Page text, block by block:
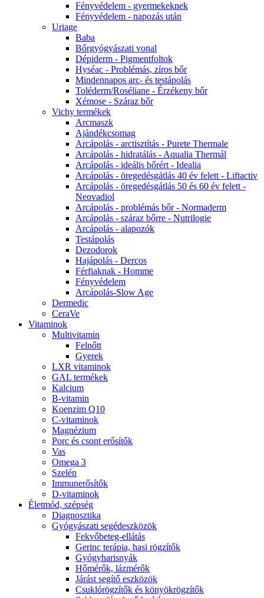
Fényvédelem - gyermekeknek
Fényvédelem - napozás után
Uriage
Baba
Bőrgyógyászati vonal
Dépiderm - Pigmentfoltok
Hyséac - Problémás, zíros bőr
Mindennapos arc- és testápolás
Toléderm/Roséliane - Érzékeny bőr
Xémose - Száraz bőr
Vichy termékek
Arcmaszk
Ajándékcsomag
Arcápolás - arctisztítás - Purete Thermale
Arcápolás - hidratálás - Aqualia Thermál
Arcápolás - ideális bőrért - Idealia
Arcápolás - öregedésgátlás 40 év felett - Liftactiv
Arcápolás - öregedésgátlás 50 és 60 év felett -
Neovadiol
Arcápolás - problémás bőr - Normaderm
Arcápolás - száraz bőrre - Nutrilogie
Arcápolás - alapozók
Testápolás
Dezodorok
Hajápolás - Dercos
Férfiaknak - Homme
Fényvédelem
Arcápolás-Slow Age
Dermedic
CeraVe
Vitaminok
Multivitamin
Felnőtt
Gyerek
LXR vitaminok
GAL termékek
Kalcium
B-vitamin
Koenzim Q10
C-vitaminok
Magnézium
Porc és csont erősítők
Vas
Omega 3
Szelén
Immunerősítők
D-vitaminok
Életmód, szépség
Diagnosztika
Gyógyászati segédeszközök
Fekvőbeteg-ellátás
Gerinc terápia, hasi rögzítők
Gyógyharisnyák
Hőmérők, lázmérők
Járást segítő eszközök
Csuklórögzítők és könyökrögzítők